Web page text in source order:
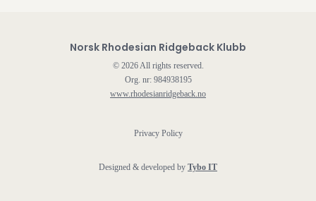
Norsk Rhodesian Ridgeback Klubb
© 2026All rights reserved.
Org. nr: 984938195
www.rhodesianridgeback.no
Privacy Policy
Designed & developed by Tybo IT